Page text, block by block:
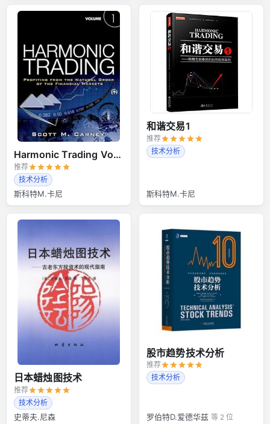
Harmonic Trading Volume 1
推荐
技术分析
斯科特M.卡尼
和谐交易1
推荐
技术分析
斯科特M.卡尼
日本蜡烛图技术
推荐
技术分析
史蒂夫.尼森
股市趋势技术分析
推荐
技术分析
罗伯特D.爱德华兹 等 2 位